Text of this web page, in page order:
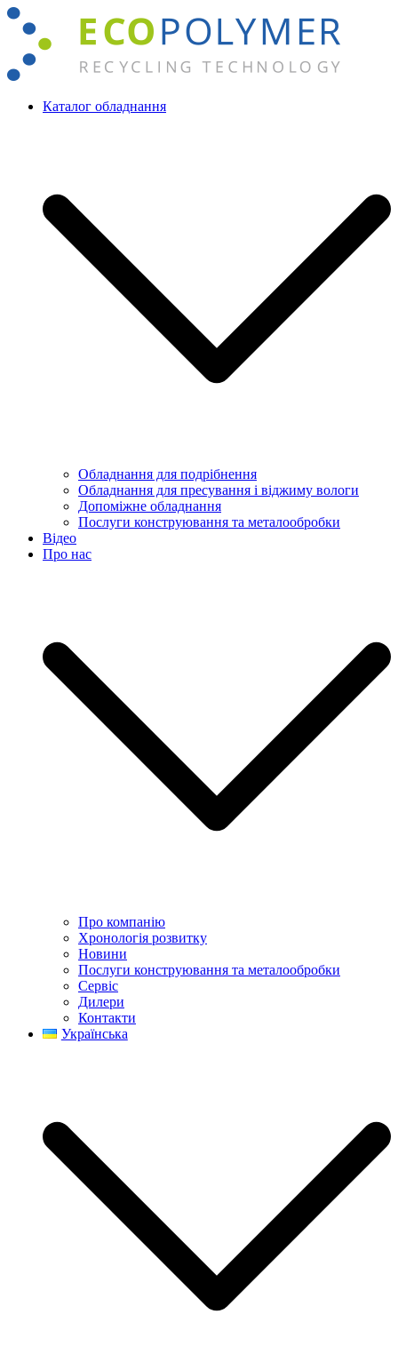
Перейти
вмісту
Каталог обладнання
Обладнання для подрібнення
Обладнання для пресування і віджиму вологи
Допоміжне обладнання
Послуги конструювання та металообробки
Відео
Про нас
Про компанію
Хронологія розвитку
Новини
Послуги конструювання та металообробки
Сервіс
Дилери
Контакти
Українська